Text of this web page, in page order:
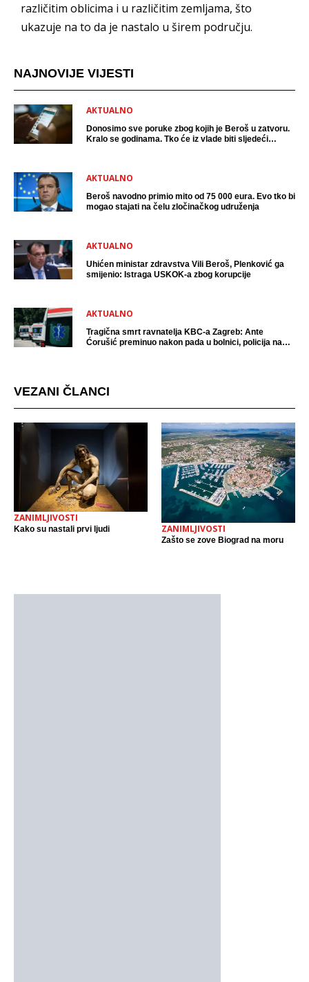
različitim oblicima i u različitim zemljama, što
ukazuje na to da je nastalo u širem području.
NAJNOVIJE VIJESTI
AKTUALNO
Donosimo sve poruke zbog kojih je Beroš u zatvoru.
Kralo se godinama. Tko će iz vlade biti sljedeći
AKTUALNO
Beroš navodno primio mito od 75 000 eura. Evo tko bi
mogao stajati na čelu zločinačkog udruženja
AKTUALNO
Uhićen ministar zdravstva Vili Beroš, Plenković ga
smijenio: Istraga USKOK-a zbog korupcije
AKTUALNO
Tragična smrt ravnatelja KBC-a Zagreb: Ante
Ćorušić preminuo nakon pada u bolnici, policija na
VEZANI ČLANCI
ZANIMLJIVOSTI
Kako su nastali prvi ljudi ZANIMLJIVOSTI
Zašto se zove Biograd na moru